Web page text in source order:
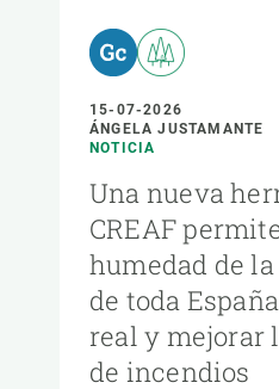
15-07-2026
ÁNGELA JUSTAMANTE
NOTICIA
Una nueva
CREAF
humedad de
de toda
real y mejorar
de incendios